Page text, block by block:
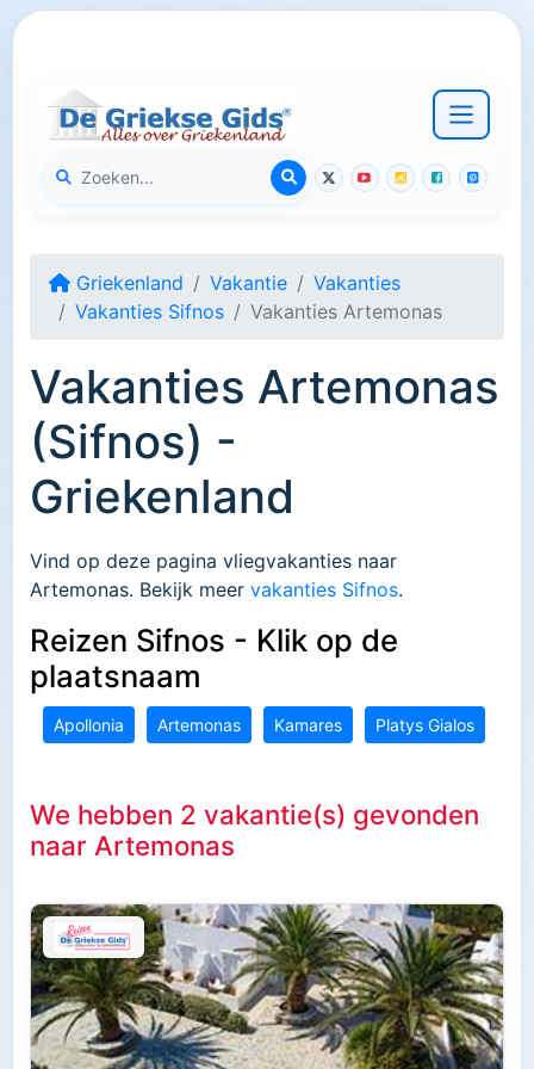
Griekenland Vakantie
Vakanties
Vakanties Sifnos
Vakanties Artemonas
Vakanties Artemonas
(Sifnos) -
Griekenland
Vind op deze pagina vliegvakanties naar
Artemonas. Bekijk meer vakanties Sifnos.
Reizen Sifnos - Klik op de
plaatsnaam
Apollonia Artemonas Kamares Platys Gialos
We hebben 2 vakantie(s) gevonden
naar Artemonas